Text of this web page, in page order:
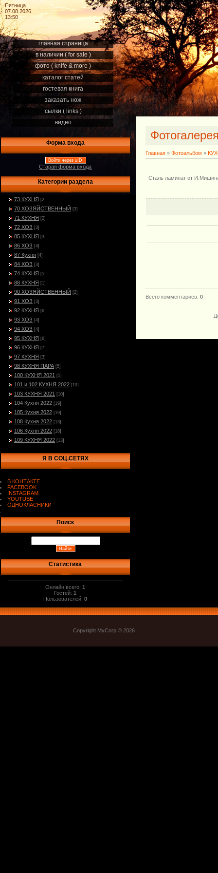
Пятница
07.08.2026
13:50
главная страница
в наличии ( for sale )
фото ( knife & more )
каталог статей
гостевая книга
заказать нож
сылки ( links )
видео
Форма входа
Войти через uID
Старая форма входа
Категории раздела
73 КУХНЯ [2]
70 ХОЗЯЙСТВЕННЫЙ [3]
71 КУХНЯ [2]
72 ХОЗ [3]
85 КУХНЯ [3]
86 ХОЗ [4]
87 Кухня [4]
84 ХОЗ [3]
74 КУХНЯ [5]
88 КУХНЯ [1]
90 ХОЗЯЙСТВЕННЫЙ [2]
91 ХОЗ [3]
92 КУХНЯ [6]
93 ХОЗ [4]
94 ХОЗ [4]
95 КУХНЯ [6]
96 КУХНЯ [7]
97 КУХНЯ [3]
98 КУХНЯ ПАРА [5]
100 КУХНЯ 2021 [5]
101 и 102 КУХНЯ 2022 [19]
103 КУХНЯ 2021 [10]
104 Кухня 2022 [19]
105 Кухня 2022 [19]
108 Кухня 2022 [13]
106 Кухня 2022 [18]
109 КУХНЯ 2022 [13]
Я В СОЦ.СЕТЯХ
В КОНТАКТЕ
FACEBOOK
INSTAGRAM
YOUTUBE
ОДНОКЛАСНИКИ
Поиск
Статистика
Онлайн всего:1
Гостей:1
Пользователей:0
Главная » Фотоальбом »
Сталь ламинат от
Всего комментариев: 0
Copyright MyCorp © 2026